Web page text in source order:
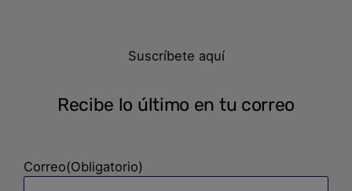
Suscríbete aquí
Recibe lo último en tu correo
Correo(Obligatorio)